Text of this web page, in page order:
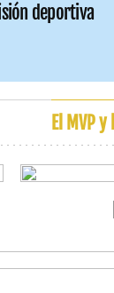
deportiva
El MVP